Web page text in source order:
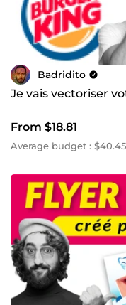
Badridito
Je vais vectoriser
From $18.81
Average budget : $40.45